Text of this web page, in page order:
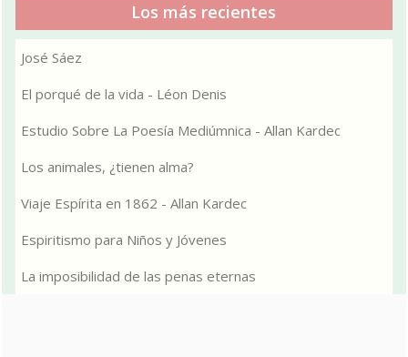
Los más recientes
José Sáez
El porqué de la vida - Léon Denis
Estudio Sobre La Poesía Mediúmnica - Allan Kardec
Los animales, ¿tienen alma?
Viaje Espírita en 1862 - Allan Kardec
Espiritismo para Niños y Jóvenes
La imposibilidad de las penas eternas